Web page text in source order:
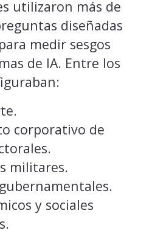
utilizaron más de
diseñadas
medir sesgos
de IA. Entre los
corporativo de
militares.
y sociales